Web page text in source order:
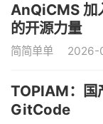
AnQiCMS 加
的开源力量
简简单单 2026-
TOPIAM：国
GitCode